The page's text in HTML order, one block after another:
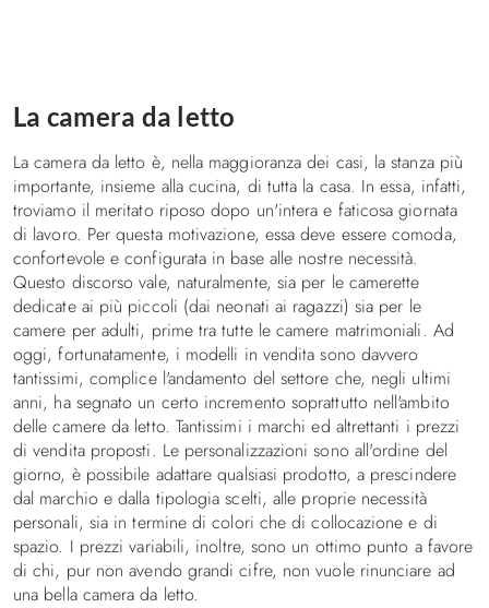
I consigli
Illuminazione in cameretta, idee e suggerimenti
Letti
Letti a Castello
Letti a soppalco
Letti imbottiti
Letti una piazza e mezza
Letti singoli
Biancheria da letto
Divani e poltrona letto
Contatti
La camera da letto
La camera da letto è, nella maggioranza dei casi, la stanza più
importante, insieme alla cucina, di tutta la casa. In essa, infatti,
troviamo il meritato riposo dopo un'intera e faticosa giornata
di lavoro. Per questa motivazione, essa deve essere comoda,
confortevole e configurata in base alle nostre necessità.
Questo discorso vale, naturalmente, sia per le camerette
dedicate ai più piccoli (dai neonati ai ragazzi) sia per le
camere per adulti, prime tra tutte le camere matrimoniali. Ad
oggi, fortunatamente, i modelli in vendita sono davvero
tantissimi, complice l'andamento del settore che, negli ultimi
anni, ha segnato un certo incremento soprattutto nell'ambito
delle camere da letto. Tantissimi i marchi ed altrettanti i prezzi
di vendita proposti. Le personalizzazioni sono all'ordine del
giorno, è possibile adattare qualsiasi prodotto, a prescindere
dal marchio e dalla tipologia scelti, alle proprie necessità
personali, sia in termine di colori che di collocazione e di
spazio. I prezzi variabili, inoltre, sono un ottimo punto a favore
di chi, pur non avendo grandi cifre, non vuole rinunciare ad
una bella camera da letto.